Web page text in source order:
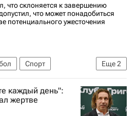
что склоняется к завершению
что может понадобиться
потенциального ужесточения
Еще2
Спорт
Москва
каждый день":
жертве